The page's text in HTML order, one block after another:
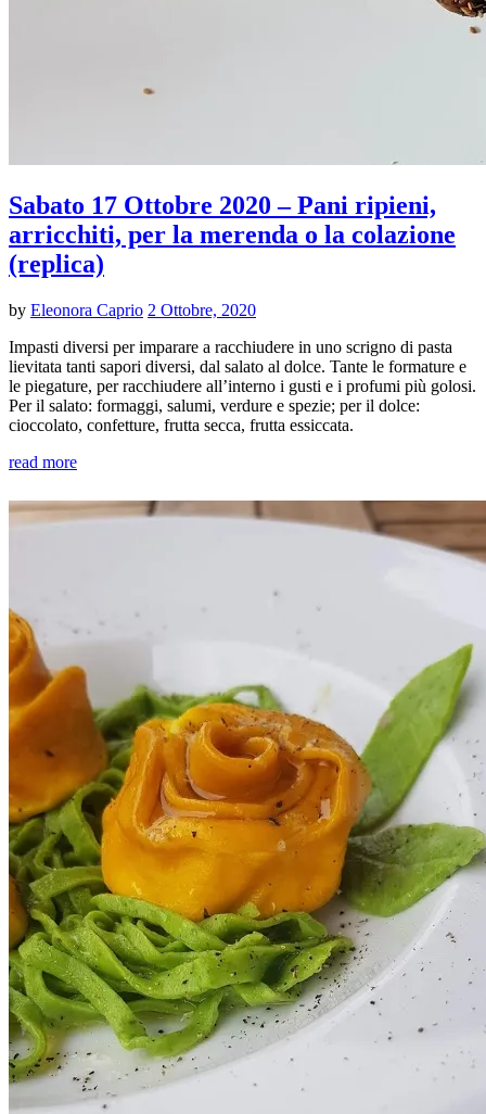
Sabato 17 Ottobre 2020 – Pani ripieni,
arricchiti, per la merenda o la colazione
(replica)
by Eleonora Caprio 2 Ottobre, 2020
Impasti diversi per imparare a racchiudere in uno scrigno di pasta
lievitata tanti sapori diversi, dal salato al dolce. Tante le formature e
le piegature, per racchiudere all’interno i gusti e i profumi più golosi.
Per il salato: formaggi, salumi, verdure e spezie; per il dolce:
cioccolato, confetture, frutta secca, frutta essiccata.
read more